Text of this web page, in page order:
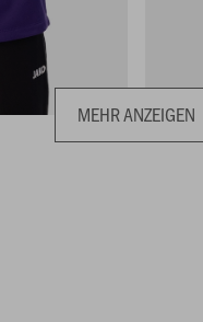
MEHR ANZEIGEN